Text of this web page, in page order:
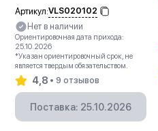
Артикул:VLS020102
Нет в наличии
Ориентировочная дата прихода:
25.10.2026
*Указан ориентировочный срок, не
является твердым обязательством.
4,8 9 отзывов
Поставка: 25.10.2026